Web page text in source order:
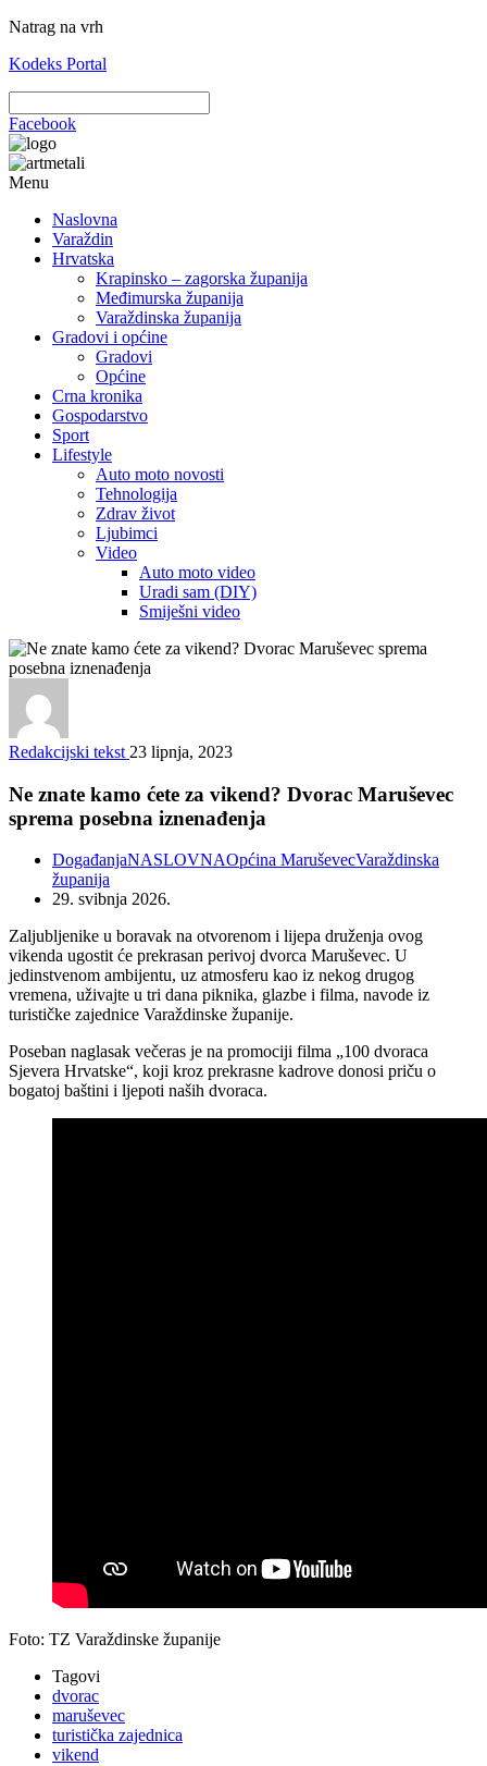
Natrag na vrh
Kodeks Portal
Facebook
Menu
Naslovna
Varaždin
Hrvatska
Krapinsko – zagorska županija
Međimurska županija
Varaždinska županija
Gradovi i općine
Gradovi
Općine
Crna kronika
Gospodarstvo
Sport
Lifestyle
Auto moto novosti
Tehnologija
Zdrav život
Ljubimci
Video
Auto moto video
Uradi sam (DIY)
Smiješni video
Redakcijski tekst 23 lipnja, 2023
Ne znate kamo ćete za vikend? Dvorac Maruševec
sprema posebna iznenađenja
DogađanjaNASLOVNAOpćina MaruševecVaraždinska
županija
29. svibnja 2026.
Zaljubljenike u boravak na otvorenom i lijepa druženja ovog
vikenda ugostit će prekrasan perivoj dvorca Maruševec. U
jedinstvenom ambijentu, uz atmosferu kao iz nekog drugog
vremena, uživajte u tri dana piknika, glazbe i filma, navode iz
turističke zajednice Varaždinske županije.
Poseban naglasak večeras je na promociji filma „100 dvoraca
Sjevera Hrvatske“, koji kroz prekrasne kadrove donosi priču o
bogatoj baštini i ljepoti naših dvoraca.
Foto: TZ Varaždinske županije
Tagovi
dvorac
maruševec
turistička zajednica
vikend